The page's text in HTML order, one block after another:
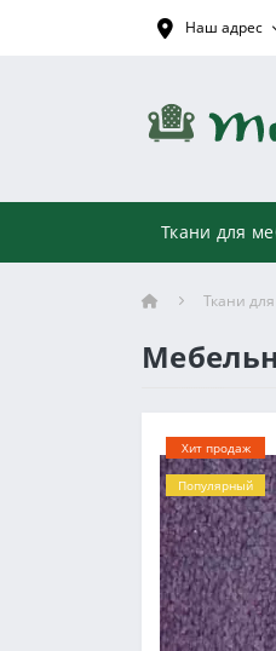
Наш адрес
Ткани для
Ткани
Хит продаж
Популярный